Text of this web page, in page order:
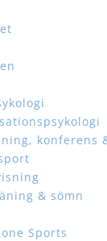
konferens
& sömn
Sports